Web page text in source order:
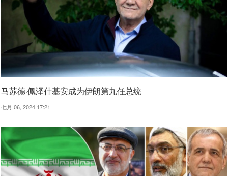
马苏德·佩泽什基安成为伊朗第九任总统
七月 06, 2024 17:21